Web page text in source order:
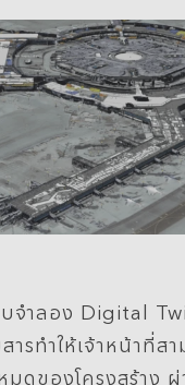
บจำลอง Digital
ารทำให้เจ้าหน้าที่ส
มดของโครงสร้าง